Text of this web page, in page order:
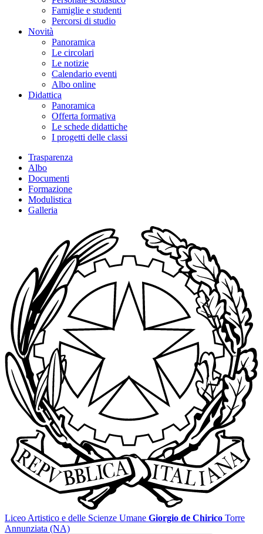
Famiglie e studenti
Percorsi di studio
Novità
Panoramica
Le circolari
Le notizie
Calendario eventi
Albo online
Didattica
Panoramica
Offerta formativa
Le schede didattiche
I progetti delle classi
Trasparenza
Albo
Documenti
Formazione
Modulistica
Galleria
Liceo Artistico e delle Scienze Umane Giorgio de Chirico Torre
Annunziata (NA)